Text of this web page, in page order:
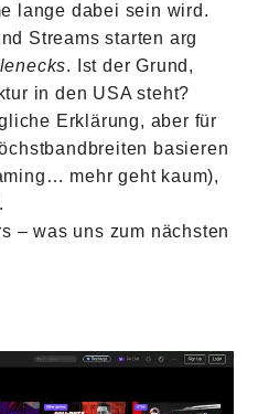
lange dabei sein wird.
Streams starten arg
. Ist der Grund,
in den USA steht?
Erklärung, aber für
basieren
mehr geht kaum),
– was uns zum nächsten